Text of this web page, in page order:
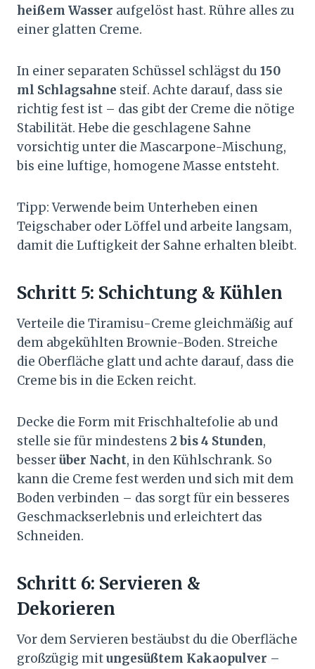
heißem Wasser aufgelöst hast. Rühre alles zu
einer glatten Creme.
In einer separaten Schüssel schlägst du 150
ml Schlagsahne steif. Achte darauf, dass sie
richtig fest ist – das gibt der Creme die nötige
Stabilität. Hebe die geschlagene Sahne
vorsichtig unter die Mascarpone-Mischung,
bis eine luftige, homogene Masse entsteht.
Tipp: Verwende beim Unterheben einen
Teigschaber oder Löffel und arbeite langsam,
damit die Luftigkeit der Sahne erhalten bleibt.
Schritt 5: Schichtung & Kühlen
Verteile die Tiramisu-Creme gleichmäßig auf
dem abgekühlten Brownie-Boden. Streiche
die Oberfläche glatt und achte darauf, dass die
Creme bis in die Ecken reicht.
Decke die Form mit Frischhaltefolie ab und
stelle sie für mindestens 2 bis 4 Stunden,
besserüber Nacht, in den Kühlschrank. So
kann die Creme fest werden und sich mit dem
Boden verbinden – das sorgt für ein besseres
Geschmackserlebnis und erleichtert das
Schneiden.
Schritt 6: Servieren &
Dekorieren
Vor dem Servieren bestäubst du die Oberfläche
großzügig mitungesüßtem Kakaopulver –